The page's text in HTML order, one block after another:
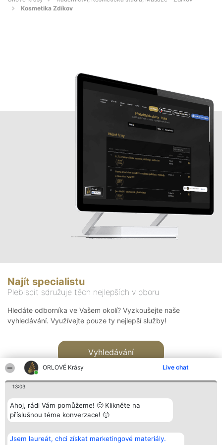
ORLOVÉ Krásy Live chat
13:03
Ahoj, rádi Vám pomůžeme! 🙂 Klikněte na
příslušnou téma konverzace! 🙂
Jsem laureát, chci získat marketingové materiály.
Kosmetika Zdíkov
Najít specialistu
Plebiscit sdružuje těch nejlepších v oboru
Hledáte odborníka ve Vašem okolí? Vyzkoušejte naše
vyhledávání. Využívejte pouze ty nejlepší služby!
Vyhledávání
Bright Side Solutions sp. z o.
o. sp. k.
Vítězové
Seznam všech
Kontakt